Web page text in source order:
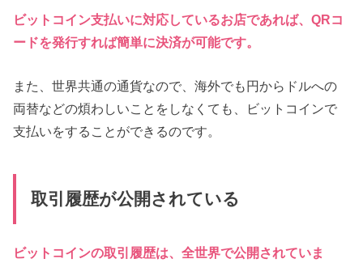
ビットコイン支払いに対応しているお店であれば、QRコ
ードを発行すれば簡単に決済が可能です。
また、世界共通の通貨なので、海外でも円からドルへの
両替などの煩わしいことをしなくても、ビットコインで
支払いをすることができるのです。
取引履歴が公開されている
ビットコインの取引履歴は、全世界で公開されていま